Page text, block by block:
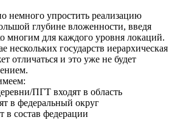
немного упростить реализацию
глубине вложенности, введя
многим для каждого уровня локаций.
нескольких государств иерархическая
отличаться и это уже не будет
ПГТ входят в область
в федеральный округ
в состав федерации